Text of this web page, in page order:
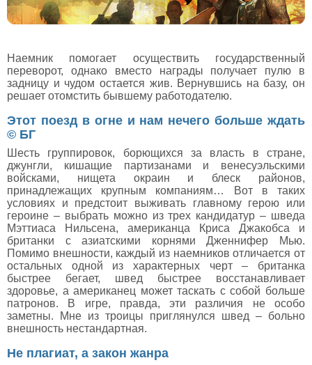
Наемник помогает осуществить государственный
переворот, однако вместо награды получает пулю в
задницу и чудом остается жив. Вернувшись на базу, он
решает отомстить бывшему работодателю.
Этот поезд в огне и нам нечего больше ждать
© БГ
Шесть группировок, борющихся за власть в стране,
джунгли, кишащие партизанами и венесуэльскими
войсками, нищета окраин и блеск районов,
принадлежащих крупным компаниям… Вот в таких
условиях и предстоит выживать главному герою или
героине – выбрать можно из трех кандидатур – шведа
Мэттиаса Нильсена, американца Криса Джакобса и
британки с азиатскими корнями Дженнифер Мью.
Помимо внешности, каждый из наемников отличается от
остальных одной из характерных черт – британка
быстрее бегает, швед быстрее восстанавливает
здоровье, а американец может таскать с собой больше
патронов. В игре, правда, эти различия не особо
заметны. Мне из троицы приглянулся швед – больно
внешность нестандартная.
Не плагиат, а закон жанра